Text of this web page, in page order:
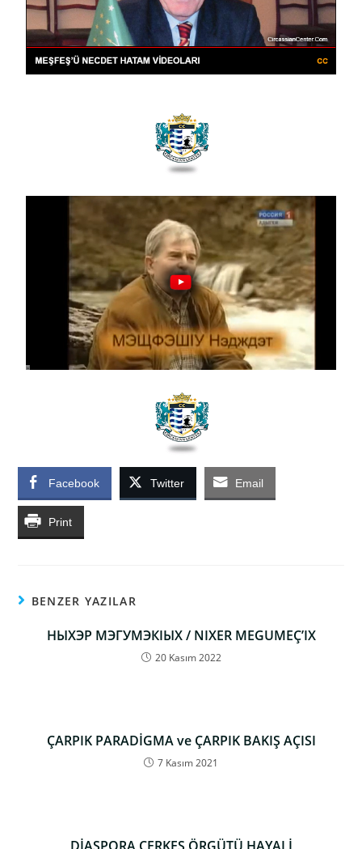
Facebook Twitter Email
Print
BENZER YAZILAR
НЫХЭР МЭГУМЭКIЫХ / NIXER MEGUMEÇ’IX
20 Kasım 2022
ÇARPIK PARADİGMA ve ÇARPIK BAKIŞ AÇISI
7 Kasım 2021